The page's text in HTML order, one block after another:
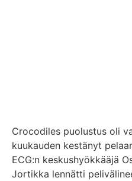
Crocodiles puolustus oli
kuukauden kestänyt
ECG:n keskushyökkääjä
Jortikka lennätti